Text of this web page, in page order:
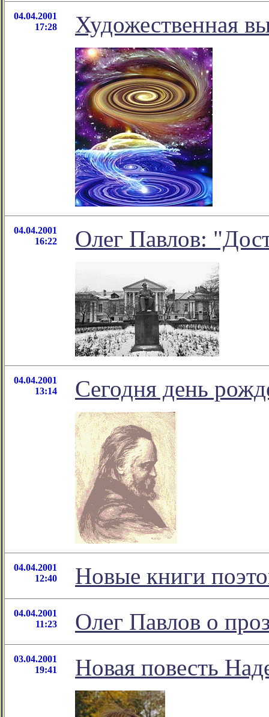
04.04.2001
17:28
Художественная
04.04.2001
16:22
Олег Павлов:
04.04.2001
13:14
Сегодня день
04.04.2001
12:40
Новые книги
04.04.2001
11:23
Олег Павлов о
03.04.2001
19:41
Новая повесть